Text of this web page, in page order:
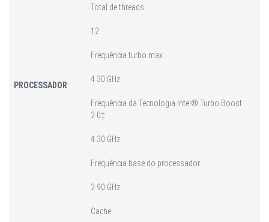
PROCESSADOR
Total de threads
12
Frequência turbo max
4.30 GHz
Frequência da Tecnologia Intel® Turbo Boost
2.0‡
4.30 GHz
Frequência base do processador
2.90 GHz
Cache